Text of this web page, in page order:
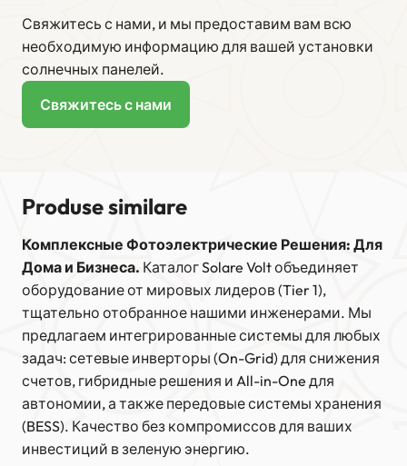
Свяжитесь с нами, и мы предоставим вам всю
необходимую информацию для вашей установки
солнечных панелей.
Свяжитесь с нами
Produse similare
Комплексные Фотоэлектрические Решения: Для
Дома и Бизнеса. Каталог Solare Volt объединяет
оборудование от мировых лидеров (Tier 1),
тщательно отобранное нашими инженерами. Мы
предлагаем интегрированные системы для любых
задач: сетевые инверторы (On-Grid) для снижения
счетов, гибридные решения и All-in-One для
автономии, а также передовые системы хранения
(BESS). Качество без компромиссов для ваших
инвестиций в зеленую энергию.